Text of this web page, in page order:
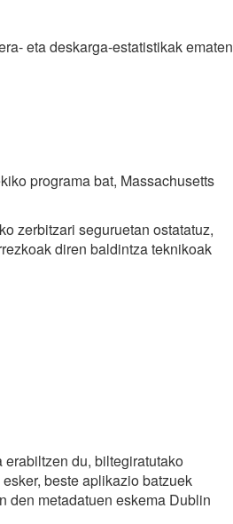
eta deskarga-estatistikak ematen
programa bat, Massachusetts
zerbitzari seguruetan ostatatuz,
diren baldintza teknikoak
du, biltegiratutako
beste aplikazio batzuek
den metadatuen eskema Dublin